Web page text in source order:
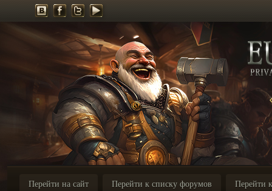
Перейти на сайт Перейти к списку форумов Перейти